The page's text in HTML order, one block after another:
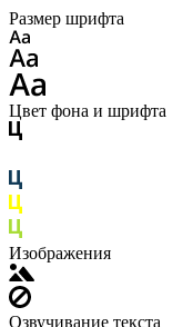
Размер шрифта
Цвет фона и шрифта
Изображения
Озвучивание текста